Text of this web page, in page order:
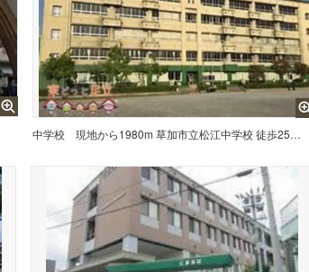
中学校 現地から1980m 草加市立松江中学校 徒歩25分。